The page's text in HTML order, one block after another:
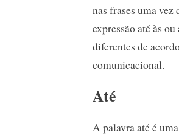
nas frases uma vez
expressão até às
diferentes de
comunicacional.
Até
A palavra até é